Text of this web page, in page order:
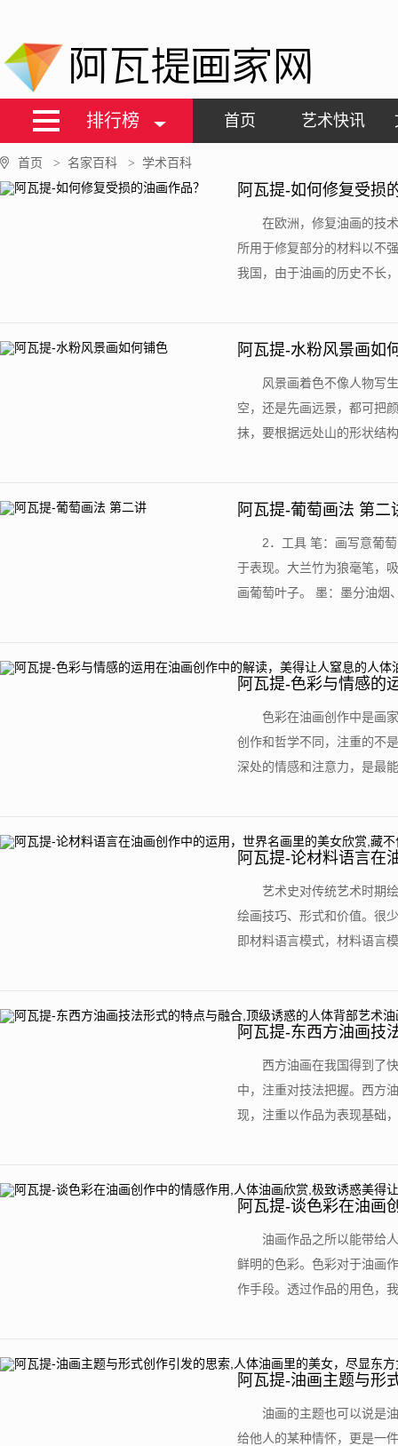
阿瓦提画家网
排行榜 首页 艺术快讯
首页 > 名家百科 > 学术百科
阿瓦提-如何修复受损
在欧洲，修复油画的技
所用于修复部分的材料以不
我国，由于油画的历史不长
阿瓦提-水粉风景画如
风景画着色不像人物写
空，还是先画远景，都可把
抹，要根据远处山的形状结
阿瓦提-葡萄画法 第二
2．工具 笔：画写意葡
于表现。大兰竹为狼毫笔，
画葡萄叶子。 墨：墨分油烟
阿瓦提-色彩与情感的
色彩在油画创作中是画
创作和哲学不同，注重的不
深处的情感和注意力，是最
阿瓦提-论材料语言在
艺术史对传统艺术时期
绘画技巧、形式和价值。很
即材料语言模式，材料语言
阿瓦提-东西方油画技
西方油画在我国得到了
中，注重对技法把握。西方
现，注重以作品为表现基础
阿瓦提-谈色彩在油画
油画作品之所以能带给
鲜明的色彩。色彩对于油画
作手段。透过作品的用色，
阿瓦提-油画主题与形
油画的主题也可以说是
给他人的某种情怀，更是一